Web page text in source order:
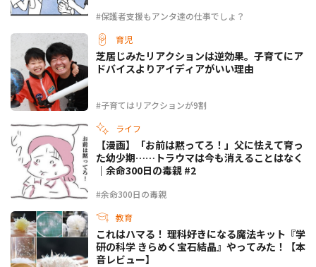
#保護者支援もアンタ達の仕事でしょ？
育児
#子育てはリアクションが9割
芝居じみたリアクションは逆効果。子育てにア
ドバイスよりアイディアがいい理由
ライフ
#余命300日の毒親
【漫画】「お前は黙ってろ！」父に怯えて育っ
た幼少期……トラウマは今も消えることはなく
｜余命300日の毒親 #2
教育
これはハマる！ 理科好きになる魔法キット『学
研の科学 きらめく宝石結晶』やってみた！【本
音レビュー】